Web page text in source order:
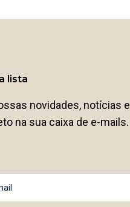
lista
novidades, notícias e
na sua caixa de e-mails.